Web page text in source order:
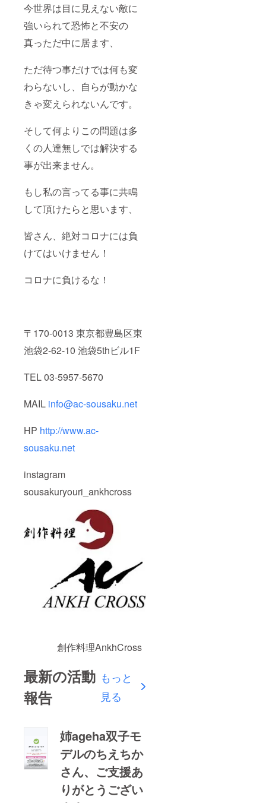
今世界は目に見えない敵に
強いられて恐怖と不安の
真っただ中に居ます、
ただ待つ事だけでは何も変
わらないし、自らが動かな
きゃ変えられないんです。
そして何よりこの問題は多
くの人達無しでは解決する
事が出来ません。
もし私の言ってる事に共鳴
して頂けたらと思います、
皆さん、絶対コロナには負
けてはいけません！
コロナに負けるな！
〒170-0013 東京都豊島区東
池袋2-62-10 池袋5thビル1F
TEL 03-5957-5670
MAIL info@ac-sousaku.net
HP http://www.ac-
sousaku.net
instagram
sousakuryouri_ankhcross
創作料理AnkhCross
最新の活動
報告
もっと
見る
姉ageha双子モ
デルのちえちか
さん、ご支援あ
りがとうござい